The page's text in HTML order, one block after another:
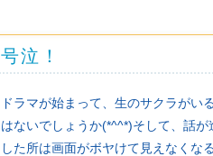
号泣！
ドラマが始まって、生のサクラが
はないでしょうか(*^^*)そして、話
した所は画面がボヤけて見えなくな